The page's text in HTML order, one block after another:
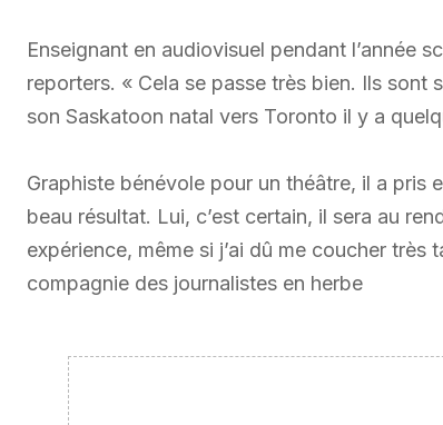
Enseignant en audiovisuel pendant l’année
reporters. « Cela se passe très bien. Ils sont
son Saskatoon natal vers Toronto il y a
Graphiste bénévole pour un théâtre, il a pris
beau résultat. Lui, c’est certain, il sera au
expérience, même si j’ai dû me coucher
compagnie des journalistes en herbe